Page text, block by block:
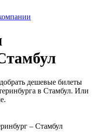
дешевые билеты
в Стамбул. Или
.
– Стамбул